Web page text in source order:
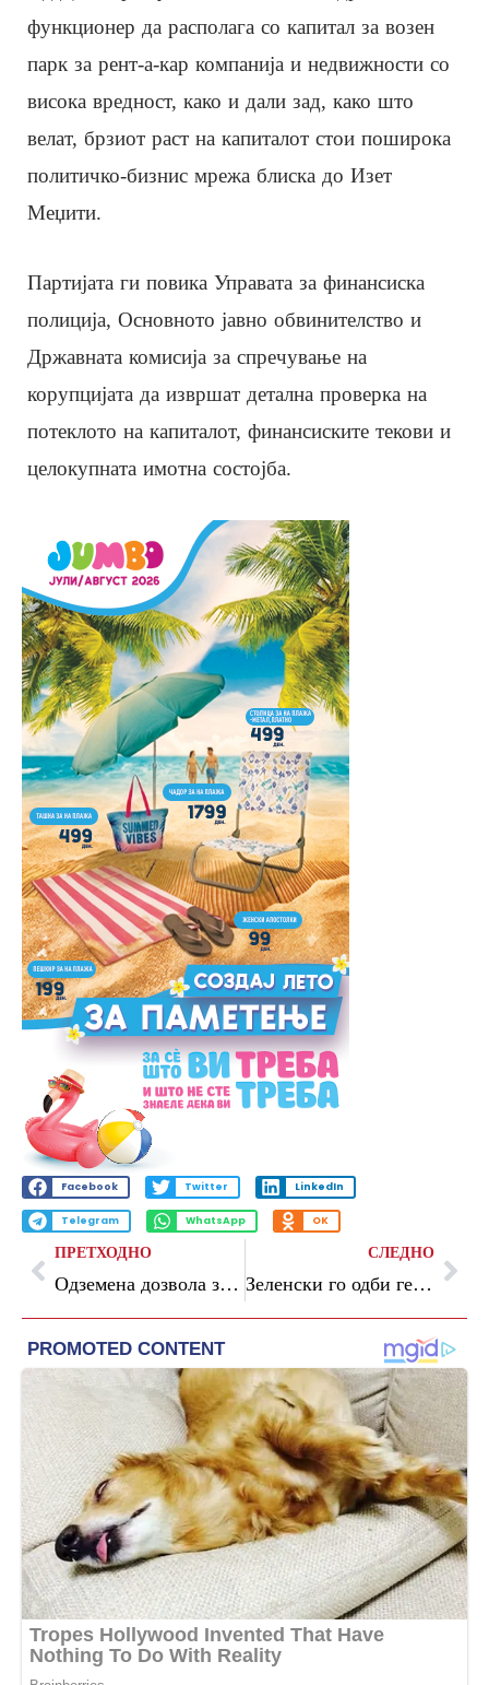
функционер да располага со капитал за возен
парк за рент-а-кар компанија и недвижности со
висока вредност, како и дали зад, како што
велат, брзиот раст на капиталот стои поширока
политичко-бизнис мрежа блиска до Изет
Меџити.
Партијата ги повика Управата за финансиска
полиција, Основното јавно обвинителство и
Државната комисија за спречување на
корупцијата да извршат детална проверка на
потеклото на капиталот, финансиските текови и
целокупната имотна состојба.
Facebook Twitter LinkedIn
Telegram WhatsApp OK
ПРЕТХОДНО
Одземена дозвола за работа на финансиско друштво
СЛЕДНО
Зеленски го одби германскиот предлог: Украина не сака членство без право на глас